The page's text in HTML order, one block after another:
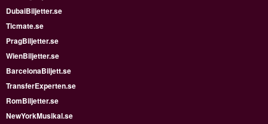
DubaiBiljetter.se
Ticmate.se
PragBiljetter.se
WienBiljetter.se
BarcelonaBiljett.se
TransferExperten.se
RomBiljetter.se
NewYorkMusikal.se